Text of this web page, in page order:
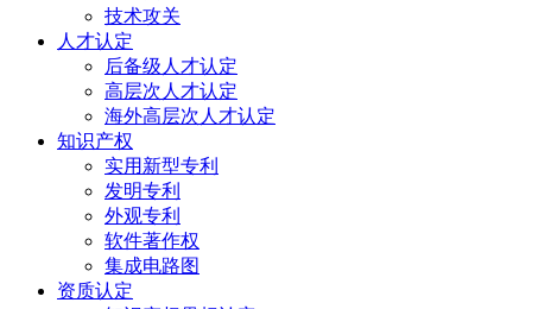
技术攻关
人才认定
后备级人才认定
高层次人才认定
海外高层次人才认定
知识产权
实用新型专利
发明专利
外观专利
软件著作权
集成电路图
资质认定